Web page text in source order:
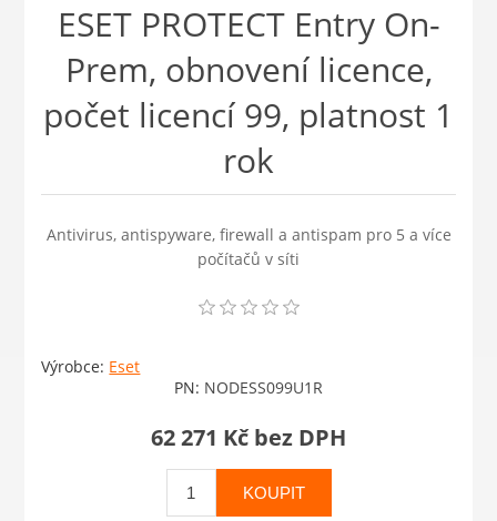
ESET PROTECT Entry On-
Prem, obnovení licence,
počet licencí 99, platnost 1
rok
Antivirus, antispyware, firewall a antispam pro 5 a více
počítačů v síti
Výrobce: Eset
PN: NODESS099U1R
62 271 Kč bez DPH
KOUPIT